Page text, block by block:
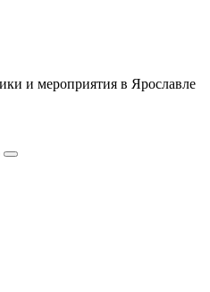
и мероприятия в Ярославле